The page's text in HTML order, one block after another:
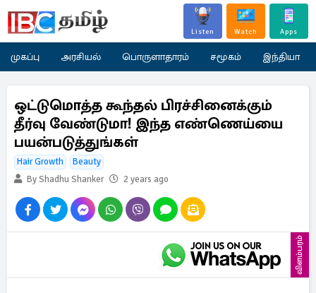
Listen Watch Apps
முகப்பு அரசியல் பொருளாதாரம் சமூகம் இந்தியா
ஒட்டுமொத்த கூந்தல் பிரச்சினைக்கும்
தீர்வு வேண்டுமா! இந்த எண்ணெய்யை
பயன்படுத்துங்கள்
Hair Growth
Beauty
By Shadhu Shanker
2 years ago
விளம்பரம்